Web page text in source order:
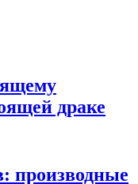
драке
производные